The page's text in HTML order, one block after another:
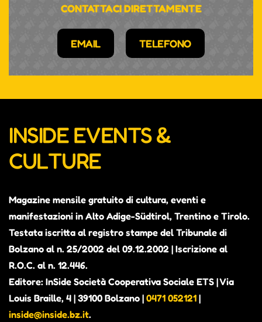
CONTATTACI DIRETTAMENTE
EMAIL TELEFONO
INSIDE EVENTS &
CULTURE
Magazine mensile gratuito di cultura, eventi e
manifestazioni in Alto Adige-Südtirol, Trentino e Tirolo.
Testata iscritta al registro stampe del Tribunale di
Bolzano al n. 25/2002 del 09.12.2002 | Iscrizione al
R.O.C. al n. 12.446.
Editore: InSide Società Cooperativa Sociale ETS | Via
Louis Braille, 4 | 39100 Bolzano | 0471 052121 |
inside@inside.bz.it.